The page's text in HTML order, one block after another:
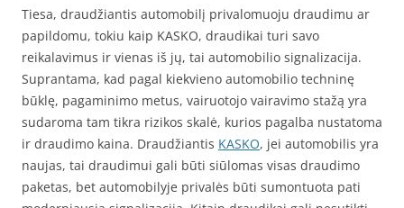
Tiesa, draudžiantis automobilį privalomuoju draudimu ar
papildomu, tokiu kaip KASKO, draudikai turi savo
reikalavimus ir vienas iš jų, tai automobilio signalizacija.
Suprantama, kad pagal kiekvieno automobilio techninę
būklę, pagaminimo metus, vairuotojo vairavimo stažą yra
sudaroma tam tikra rizikos skalė, kurios pagalba nustatoma
ir draudimo kaina. Draudžiantis KASKO, jei automobilis yra
naujas, tai draudimui gali būti siūlomas visas draudimo
paketas, bet automobilyje privalės būti sumontuota pati